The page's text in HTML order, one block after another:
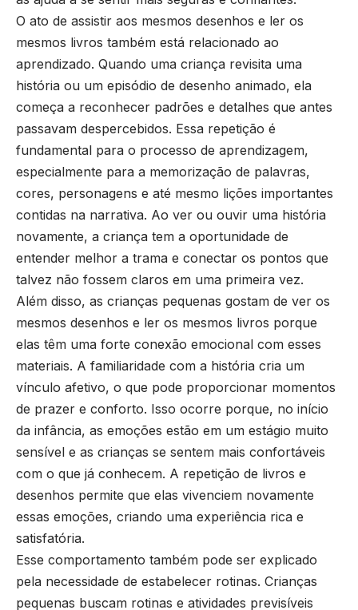
O ato de assistir aos mesmos desenhos e ler os
mesmos livros também está relacionado ao
aprendizado. Quando uma criança revisita uma
história ou um episódio de desenho animado, ela
começa a reconhecer padrões e detalhes que antes
passavam despercebidos. Essa repetição é
fundamental para o processo de aprendizagem,
especialmente para a memorização de palavras,
cores, personagens e até mesmo lições importantes
contidas na narrativa. Ao ver ou ouvir uma história
novamente, a criança tem a oportunidade de
entender melhor a trama e conectar os pontos que
talvez não fossem claros em uma primeira vez.
Além disso, as crianças pequenas gostam de ver os
mesmos desenhos e ler os mesmos livros porque
elas têm uma forte conexão emocional com esses
materiais. A familiaridade com a história cria um
vínculo afetivo, o que pode proporcionar momentos
de prazer e conforto. Isso ocorre porque, no início
da infância, as emoções estão em um estágio muito
sensível e as crianças se sentem mais confortáveis
com o que já conhecem. A repetição de livros e
desenhos permite que elas vivenciem novamente
essas emoções, criando uma experiência rica e
satisfatória.
Esse comportamento também pode ser explicado
pela necessidade de estabelecer rotinas. Crianças
pequenas buscam rotinas e atividades previsíveis